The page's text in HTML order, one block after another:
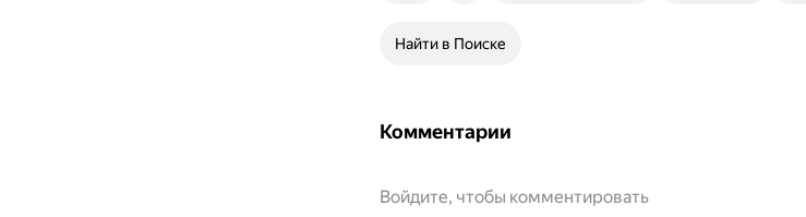
Найти в Поиске
Комментарии
Войдите, чтобы комментировать